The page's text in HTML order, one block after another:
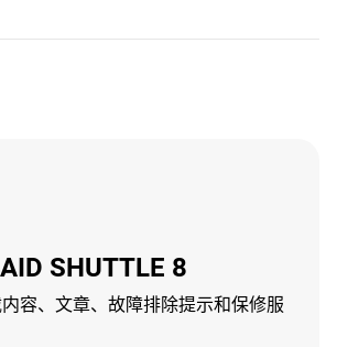
SHUTTLE 8
容、文章、故障排除提示和保修服